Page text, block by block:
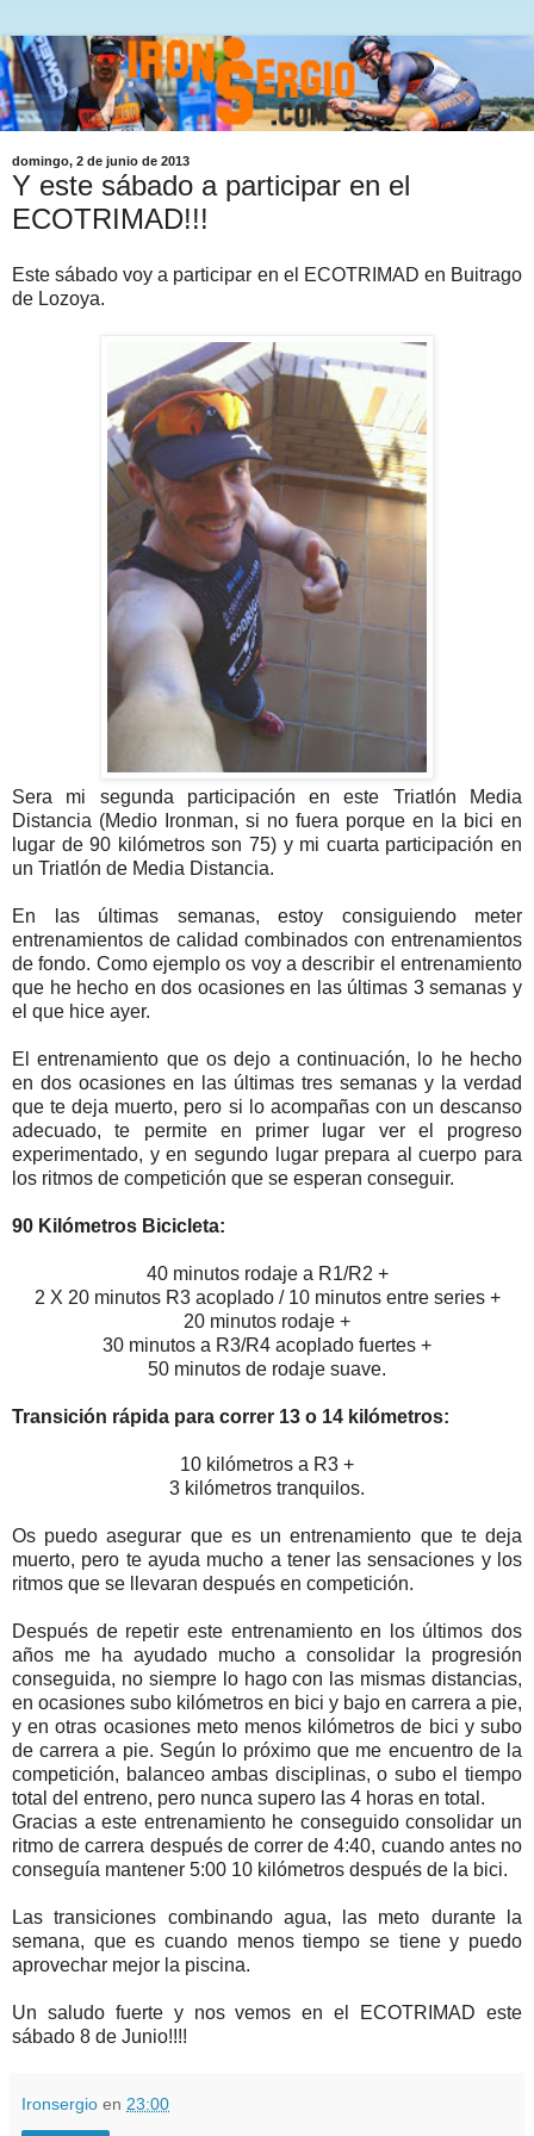
domingo, 2 de junio de 2013
Y este sábado a participar en el
ECOTRIMAD!!!
Este sábado voy a participar en el ECOTRIMAD en Buitrago
de Lozoya.
Sera mi segunda participación en este Triatlón Media
Distancia (Medio Ironman, si no fuera porque en la bici en
lugar de 90 kilómetros son 75) y mi cuarta participación en
un Triatlón de Media Distancia.
En las últimas semanas, estoy consiguiendo meter
entrenamientos de calidad combinados con entrenamientos
de fondo. Como ejemplo os voy a describir el entrenamiento
que he hecho en dos ocasiones en las últimas 3 semanas y
el que hice ayer.
El entrenamiento que os dejo a continuación, lo he hecho
en dos ocasiones en las últimas tres semanas y la verdad
que te deja muerto, pero si lo acompañas con un descanso
adecuado, te permite en primer lugar ver el progreso
experimentado, y en segundo lugar prepara al cuerpo para
los ritmos de competición que se esperan conseguir.
90 Kilómetros Bicicleta:
40 minutos rodaje a R1/R2 +
2 X 20 minutos R3 acoplado / 10 minutos entre series +
20 minutos rodaje +
30 minutos a R3/R4 acoplado fuertes +
50 minutos de rodaje suave.
Transición rápida para correr 13 o 14 kilómetros:
10 kilómetros a R3 +
3 kilómetros tranquilos.
Os puedo asegurar que es un entrenamiento que te deja
muerto, pero te ayuda mucho a tener las sensaciones y los
ritmos que se llevaran después en competición.
Después de repetir este entrenamiento en los últimos dos
años me ha ayudado mucho a consolidar la progresión
conseguida, no siempre lo hago con las mismas distancias,
en ocasiones subo kilómetros en bici y bajo en carrera a pie,
y en otras ocasiones meto menos kilómetros de bici y subo
de carrera a pie. Según lo próximo que me encuentro de la
competición, balanceo ambas disciplinas, o subo el tiempo
total del entreno, pero nunca supero las 4 horas en total.
Gracias a este entrenamiento he conseguido consolidar un
ritmo de carrera después de correr de 4:40, cuando antes no
conseguía mantener 5:00 10 kilómetros después de la bici.
Las transiciones combinando agua, las meto durante la
semana, que es cuando menos tiempo se tiene y puedo
aprovechar mejor la piscina.
Un saludo fuerte y nos vemos en el ECOTRIMAD este
sábado 8 de Junio!!!!
Ironsergio en 23:00